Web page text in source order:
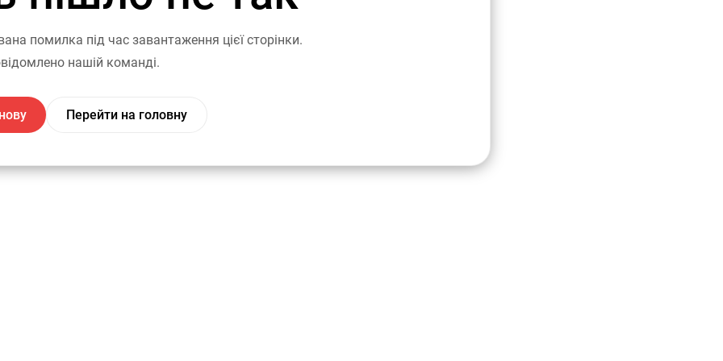
помилка під час завантаження цієї сторінки.
нашій команді.
Перейти на головну